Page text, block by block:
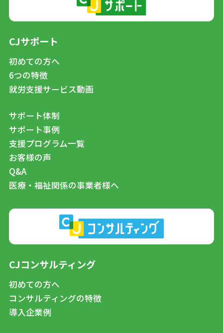
CJサポート
初めての方へ
6つの特徴
就労支援サービス動画
サポート体制
サポート事例
支援プログラム一覧
お客様の声
Q&A
医療・福祉関係の事業者様へ
CJコンサルティング
初めての方へ
コンサルティングの特徴
導入企業例